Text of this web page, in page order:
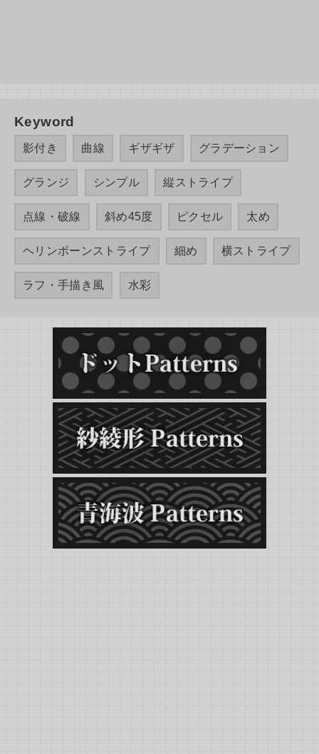
Keyword
影付き 曲線 ギザギザ グラデーション
グランジ シンプル 縦ストライプ
点線・破線 斜め45度 ピクセル 太め
ヘリンボーンストライプ 細め 横ストライプ
ラフ・手描き風 水彩